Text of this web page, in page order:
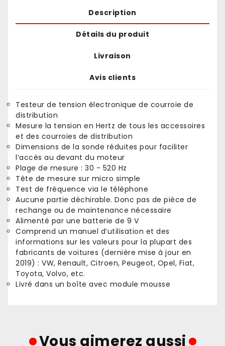
Description
Détails du produit
Livraison
Avis clients
Testeur de tension électronique de courroie de
distribution
Mesure la tension en Hertz de tous les accessoires
et des courroies de distribution
Dimensions de la sonde réduites pour faciliter
l’accès au devant du moteur
Plage de mesure : 30 - 520 Hz
Tête de mesure sur micro simple
Test de fréquence via le téléphone
Aucune partie déchirable. Donc pas de pièce de
rechange ou de maintenance nécessaire
Alimenté par une batterie de 9 V
Comprend un manuel d’utilisation et des
informations sur les valeurs pour la plupart des
fabricants de voitures (dernière mise à jour en
2019) : VW, Renault, Citroen, Peugeot, Opel, Fiat,
Toyota, Volvo, etc.
Livré dans un boîte avec module mousse
Vous aimerez aussi